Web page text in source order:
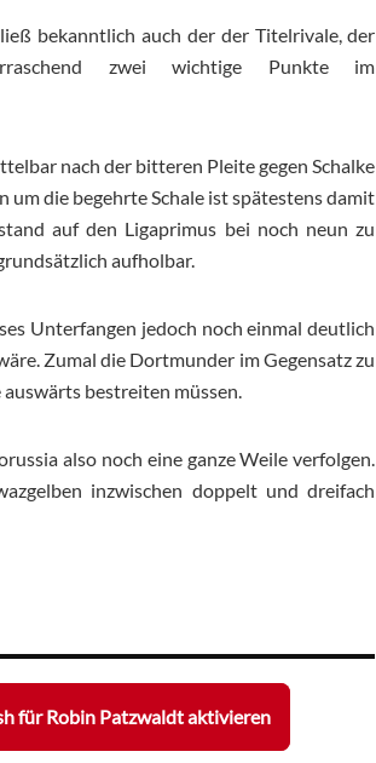
bekanntlich auch der der Titelrivale, der
zwei wichtige Punkte im
nach der bitteren Pleite gegen Schalke
die begehrte Schale ist spätestens damit
auf den Ligaprimus bei noch neun zu
aufholbar.
Unterfangen jedoch noch einmal deutlich
Zumal die Dortmunder im Gegensatz zu
bestreiten müssen.
also noch eine ganze Weile verfolgen.
inzwischen doppelt und dreifach
für Robin Patzwaldt aktivieren